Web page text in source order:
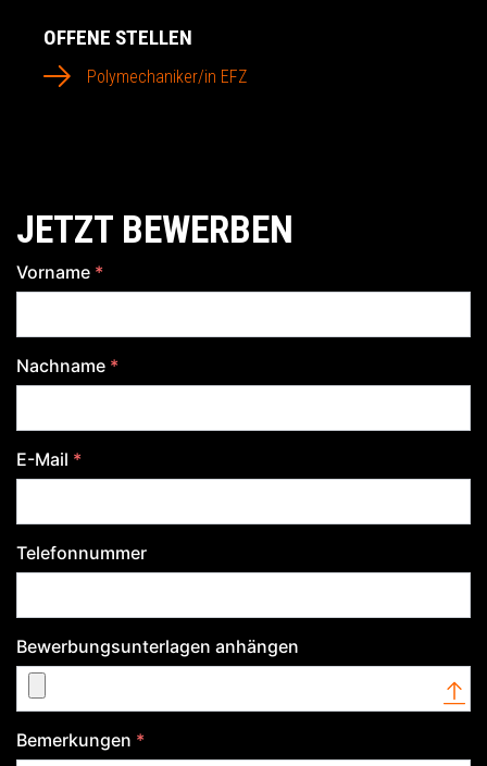
OFFENE STELLEN
Polymechaniker/in EFZ
JETZT BEWERBEN
Vorname *
Nachname *
E-Mail *
Telefonnummer
Bewerbungsunterlagen anhängen
Bemerkungen *